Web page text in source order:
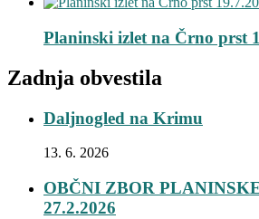
Planinski izlet na Črno prst
Zadnja obvestila
Daljnogled na Krimu
13. 6. 2026
OBČNI ZBOR
27.2.2026